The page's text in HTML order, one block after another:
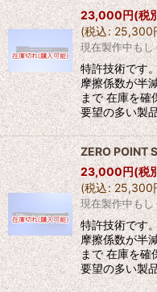
23,000円(税
(税込: 25,300
現在製作中も
特許技術です
摩擦係数が半
まで 在庫を確
要望の多い製
ZERO POINT
23,000円(税
(税込: 25,300
現在製作中も
特許技術です
摩擦係数が半
まで 在庫を確
要望の多い製